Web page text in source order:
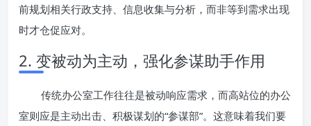
前规划相关行政支持、信息收集与分析，而非等到需求出现
时才仓促应对。
2. 变被动为主动，强化参谋助手作用
传统办公室工作往往是被动响应需求，而高站位的办公
室则应是主动出击、积极谋划的“参谋部”。这意味着我们要